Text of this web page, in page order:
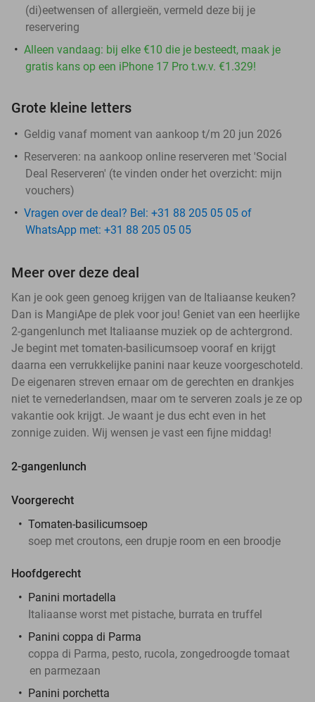
(di)eetwensen of allergieën, vermeld deze bij je
reservering
Alleen vandaag: bij elke €10 die je besteedt, maak je
gratis kans op een iPhone 17 Pro t.w.v. €1.329!
Grote kleine letters
Geldig vanaf moment van aankoop t/m 20 jun 2026
Reserveren: na aankoop online reserveren met 'Social
Deal Reserveren' (te vinden onder het overzicht: mijn
vouchers)
Vragen over de deal? Bel: +31 88 205 05 05 of
WhatsApp met: +31 88 205 05 05
Meer over deze deal
Kan je ook geen genoeg krijgen van de Italiaanse keuken?
Dan is MangiApe de plek voor jou! Geniet van een heerlijke
2-gangenlunch met Italiaanse muziek op de achtergrond.
Je begint met tomaten-basilicumsoep vooraf en krijgt
daarna een verrukkelijke panini naar keuze voorgeschoteld.
De eigenaren streven ernaar om de gerechten en drankjes
niet te vernederlandsen, maar om te serveren zoals je ze op
vakantie ook krijgt. Je waant je dus echt even in het
zonnige zuiden. Wij wensen je vast een fijne middag!
2-gangenlunch
Voorgerecht
Tomaten-basilicumsoep
soep met croutons, een drupje room en een broodje
Hoofdgerecht
Panini mortadella
Italiaanse worst met pistache, burrata en truffel
Panini coppa di Parma
coppa di Parma, pesto, rucola, zongedroogde tomaat
en parmezaan
Panini porchetta